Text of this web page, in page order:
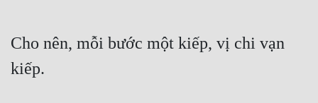
Cho nên, mỗi bước một kiếp, vị chi vạn
kiếp.